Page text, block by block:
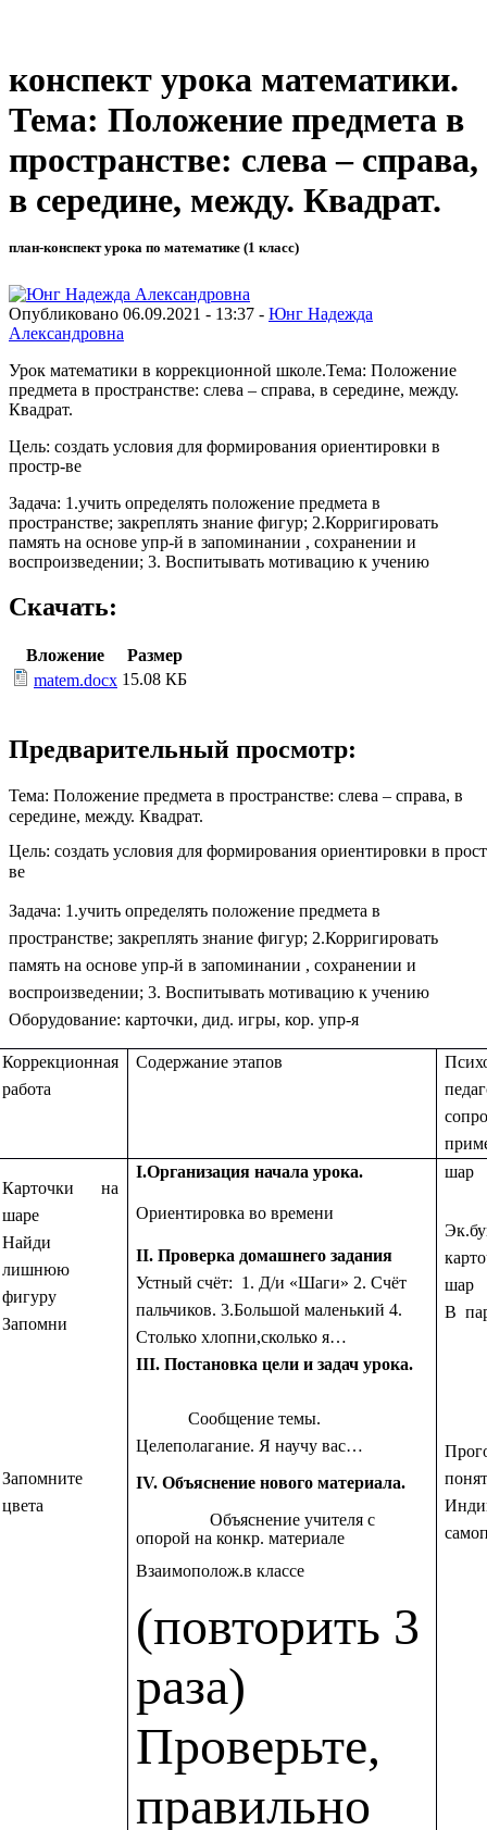
конспект урока математики.
Тема: Положение предмета в
пространстве: слева – справа,
в середине, между. Квадрат.
план-конспект урока по математике (1 класс)
Опубликовано 06.09.2021 - 13:37 - Юнг Надежда
Александровна
Урок математики в коррекционной школе.Тема: Положение
предмета в пространстве: слева – справа, в середине, между.
Квадрат.
Цель: создать условия для формирования ориентировки в
простр-ве
Задача: 1.учить определять положение предмета в
пространстве; закреплять знание фигур; 2.Корригировать
память на основе упр-й в запоминании , сохранении и
воспроизведении; 3. Воспитывать мотивацию к учению
Скачать:
Вложение
Размер
matem.docx 15.08 КБ
Предварительный просмотр:
Тема: Положение предмета в пространстве: слева – справа, в
середине, между. Квадрат.
Цель: создать условия для формирования ориентировки в
ве
Задача: 1.учить определять положение предмета в
пространстве; закреплять знание фигур; 2.Корригировать
память на основе упр-й в запоминании , сохранении и
воспроизведении; 3. Воспитывать мотивацию к учению
Оборудование: карточки, дид. игры, кор. упр-я
Коррекционная
работа
Содержание этапов
Карточки на
шаре
Найди
лишнюю
фигуру
Запомни
Запомните
цвета
I.Организация начала урока.
Ориентировка во времени
II. Проверка домашнего задания
Устный счёт: 1. Д/и «Шаги» 2. Счёт
пальчиков. 3.Большой маленький 4.
Столько хлопни,сколько я…
III. Постановка цели и задач урока.
Сообщение темы.
Целеполагание. Я научу вас…
IV. Объяснение нового материала.
Объяснение учителя с
опорой на конкр. материале
Взаимополож.в классе
(повторить 3
раза)
Проверьте,
правильно
шар
шар
В